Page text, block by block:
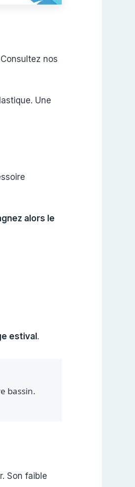
nos
Une
alors le
estival .
bassin.
Son faible